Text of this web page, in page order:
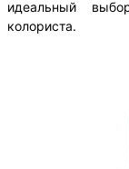
идеальный
колориста.